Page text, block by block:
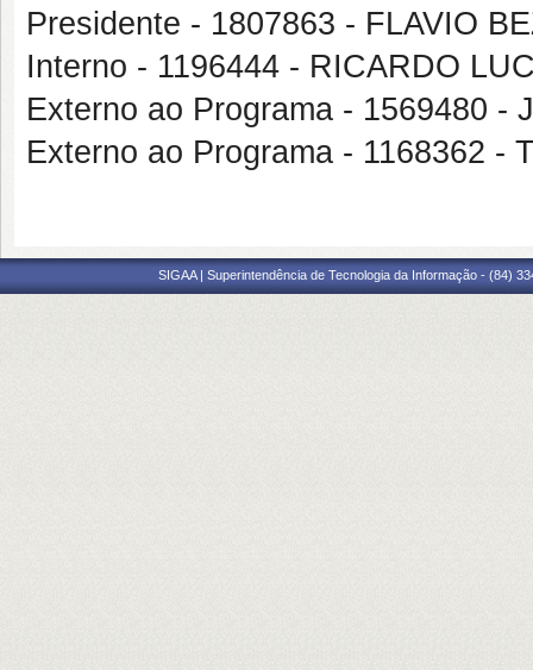
Presidente - 1807863 - FLAVIO
Interno - 1196444 - RICARDO
Externo ao Programa - 1569480 -
Externo ao Programa - 1168362 -
SIGAA | Superintendência de Tecnologia da Informação - (84)